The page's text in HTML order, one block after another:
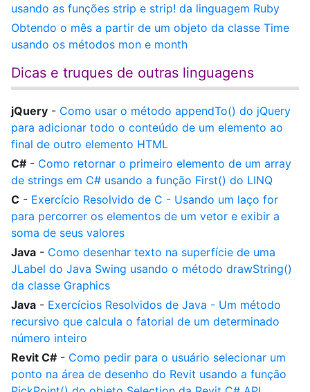
usando as funções strip e strip! da linguagem Ruby
Obtendo o mês a partir de um objeto da classe Time
usando os métodos mon e month
Dicas e truques de outras linguagens
jQuery - Como usar o método appendTo() do jQuery
para adicionar todo o conteúdo de um elemento ao
final de outro elemento HTML
C# - Como retornar o primeiro elemento de um array
de strings em C# usando a função First() do LINQ
C - Exercício Resolvido de C - Usando um laço for
para percorrer os elementos de um vetor e exibir a
soma de seus valores
Java - Como desenhar texto na superfície de uma
JLabel do Java Swing usando o método drawString()
da classe Graphics
Java - Exercícios Resolvidos de Java - Um método
recursivo que calcula o fatorial de um determinado
número inteiro
Revit C# - Como pedir para o usuário selecionar um
ponto na área de desenho do Revit usando a função